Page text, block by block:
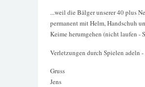
...weil die Bälger unserer 40 plus
permanent mit Helm, Handschuh
Keime herumgehen (nicht laufen -
Verletzungen durch Spielen adeln
Gruss
Jens